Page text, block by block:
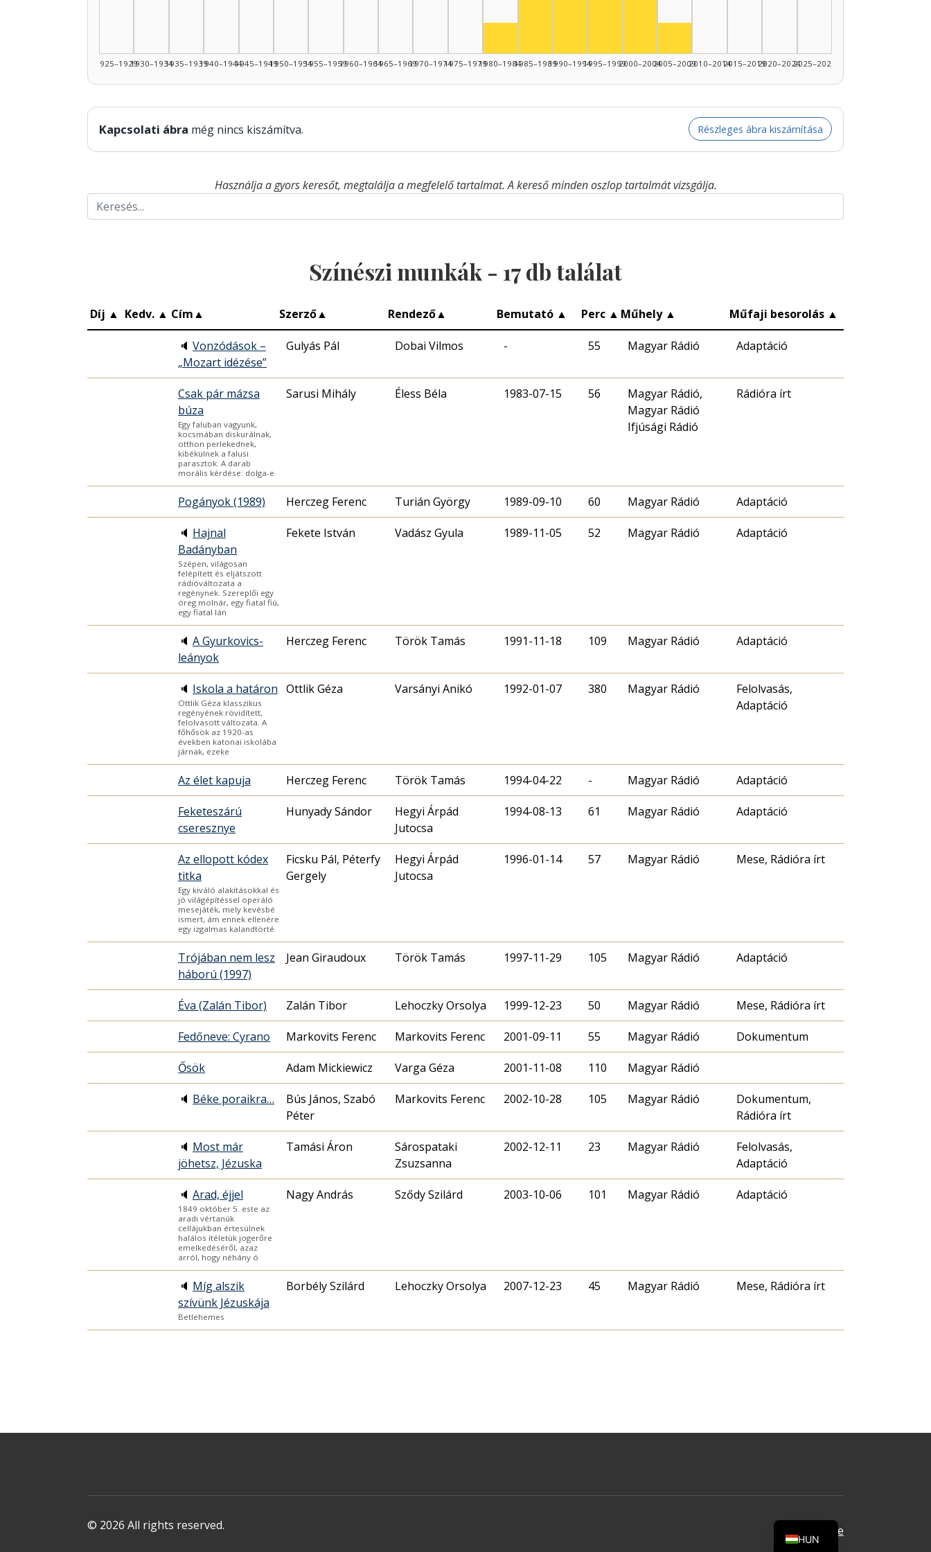
1925–19291930–19341935–19391940–19441945–19491950–19541955–19591960–19641965–19691970–19741975–19791980–19841985–19891990–19941995–19992000–20042005–20092010–20142015–20192020–20242025–2026
Kapcsolati ábra még nincs kiszámítva. Részleges ábra kiszámítása
Használja a gyors keresőt, megtalálja a megfelelő tartalmat. A kereső minden oszlop tartalmát vizsgálja.
Színészi munkák - 17db találat
Díj ▲ Kedv. ▲ Cím▲ Szerző▲ Rendező▲ Bemutató ▲ Perc ▲ Műhely ▲ Műfaji besorolás ▲
🔈 Vonzódások –
„Mozart idézése”
Gulyás Pál Dobai Vilmos - 55 Magyar Rádió Adaptáció
Csak pár mázsa
búza
Egy faluban vagyunk,
kocsmában diskurálnak,
otthon perlekednek,
kibékülnek a falusi
parasztok. A darab
morális kérdése: dolga-e
Sarusi Mihály Éless Béla 1983-07-15 56
Magyar Rádió,
Magyar Rádió
Ifjúsági Rádió
Rádióra írt
Pogányok (1989) Herczeg Ferenc Turián György 1989-09-10 60 Magyar Rádió Adaptáció
🔈 Hajnal
Badányban
Szépen, világosan
felépített és eljátszott
rádióváltozata a
regénynek. Szereplői egy
öreg molnár, egy fiatal fiú,
egy fiatal lán
Fekete István Vadász Gyula 1989-11-05 52 Magyar Rádió Adaptáció
🔈 A Gyurkovics-
leányok
Herczeg Ferenc Török Tamás 1991-11-18 109 Magyar Rádió Adaptáció
🔈 Iskola a határon
Ottlik Géza klasszikus
regényének rövidített,
felolvasott változata. A
főhősök az 1920-as
években katonai iskolába
járnak, ezeke
Ottlik Géza Varsányi Anikó 1992-01-07 380 Magyar Rádió
Felolvasás,
Adaptáció
Az élet kapuja Herczeg Ferenc Török Tamás 1994-04-22 - Magyar Rádió Adaptáció
Feketeszárú
cseresznye
Hunyady Sándor
Hegyi Árpád
Jutocsa
1994-08-13 61 Magyar Rádió Adaptáció
Az ellopott kódex
titka
Egy kiváló alakításokkal és
jó világépítéssel operáló
mesejáték, mely kevésbé
ismert, ám ennek ellenére
egy izgalmas kalandtörté
Ficsku Pál, Péterfy
Gergely
Hegyi Árpád
Jutocsa
1996-01-14 57 Magyar Rádió Mese, Rádióra írt
Trójában nem lesz
háború (1997)
Jean Giraudoux Török Tamás 1997-11-29 105 Magyar Rádió Adaptáció
Éva (Zalán Tibor) Zalán Tibor Lehoczky Orsolya 1999-12-23 50 Magyar Rádió Mese, Rádióra írt
Fedőneve: Cyrano Markovits Ferenc Markovits Ferenc 2001-09-11 55 Magyar Rádió Dokumentum
Ősök Adam Mickiewicz Varga Géza 2001-11-08 110 Magyar Rádió
🔈 Béke poraikra…
Bús János, Szabó
Péter
Markovits Ferenc 2002-10-28 105 Magyar Rádió
Dokumentum,
Rádióra írt
🔈 Most már
jöhetsz, Jézuska
Tamási Áron
Sárospataki
Zsuzsanna
2002-12-11 23 Magyar Rádió
Felolvasás,
Adaptáció
🔈 Arad, éjjel
1849 október 5. este az
aradi vértanúk
cellájukban értesülnek
halálos ítéletük jogerőre
emelkedéséről, azaz
arról, hogy néhány ó
Nagy András Sződy Szilárd 2003-10-06 101 Magyar Rádió Adaptáció
🔈 Míg alszik
szívünk Jézuskája
Betlehemes
Borbély Szilárd Lehoczky Orsolya 2007-12-23 45 Magyar Rádió Mese, Rádióra írt
© 2026 All rights reserved. Oldal tetejére
HUN